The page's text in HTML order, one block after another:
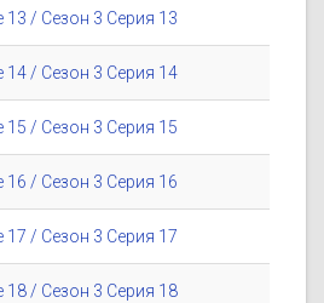
13 / Сезон 3 Серия 13
14 / Сезон 3 Серия 14
15 / Сезон 3 Серия 15
16 / Сезон 3 Серия 16
17 / Сезон 3 Серия 17
18 / Сезон 3 Серия 18